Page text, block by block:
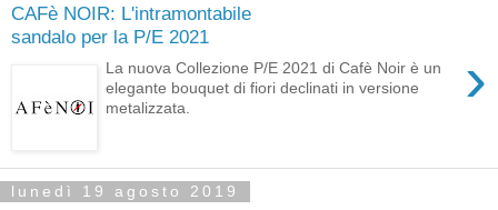
CAFè NOIR: L'intramontabile
sandalo per la P/E 2021
›
La nuova Collezione P/E 2021 di Cafè Noir è un
elegante bouquet di fiori declinati in versione
metalizzata.
lunedì 19 agosto 2019